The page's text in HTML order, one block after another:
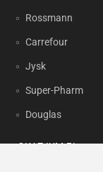
Rossmann
Carrefour
Jysk
Super-Pharm
Douglas
OKAZJUM.PL